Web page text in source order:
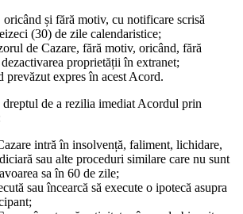
și fără motiv, cu notificare scrisă
(30) de zile calendaristice;
de Cazare, fără motiv, oricând, fără
proprietății în extranet;
prevăzut expres în acest Acord.
de a rezilia imediat Acordul prin
intră în insolvență, faliment, lichidare,
sau alte proceduri similare care nu sunt
sa în 60 de zile;
sau încearcă să execute o ipotecă asupra